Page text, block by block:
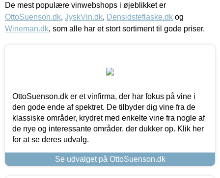
De mest populære vinwebshops i øjeblikket er
OttoSuenson.dk, JyskVin.dk, Densidsteflaske.dk og
Wineman.dk, som alle har et stort sortiment til gode priser.
OttoSuenson.dk er et vinfirma, der har fokus på vine i
den gode ende af spektret. De tilbyder dig vine fra de
klassiske områder, krydret med enkelte vine fra nogle af
de nye og interessante områder, der dukker op. Klik her
for at se deres udvalg.
Se udvalget på OttoSuenson.dk